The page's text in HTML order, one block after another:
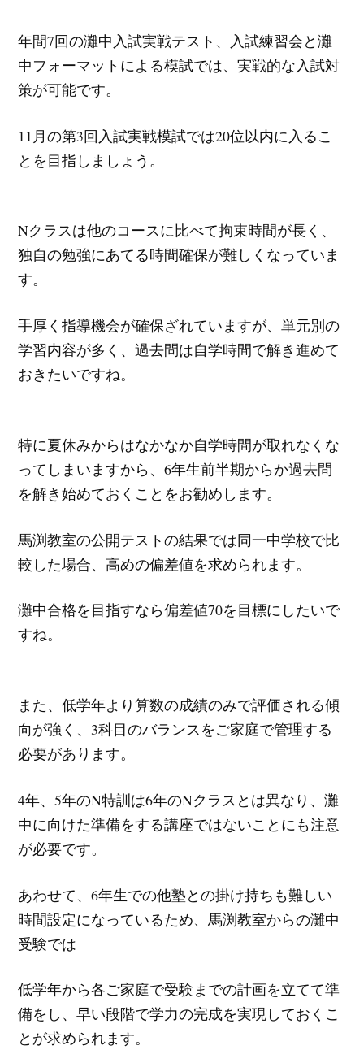
年間7回の灘中入試実戦テスト、入試練習会と灘
中フォーマットによる模試では、実戦的な入試対
策が可能です。
11月の第3回入試実戦模試では20位以内に入るこ
とを目指しましょう。
Nクラスは他のコースに比べて拘束時間が長く、
独自の勉強にあてる時間確保が難しくなっていま
す。
手厚く指導機会が確保ざれていますが、単元別の
学習内容が多く、過去問は自学時間で解き進めて
おきたいですね。
特に夏休みからはなかなか自学時間が取れなくな
ってしまいますから、6年生前半期からか過去問
を解き始めておくことをお勧めします。
馬渕教室の公開テストの結果では同一中学校で比
較した場合、高めの偏差値を求められます。
灘中合格を目指すなら偏差値70を目標にしたいで
すね。
また、低学年より算数の成績のみで評価される傾
向が強く、3科目のバランスをご家庭で管理する
必要があります。
4年、5年のN特訓は6年のNクラスとは異なり、灘
中に向けた準備をする講座ではないことにも注意
が必要です。
あわせて、6年生での他塾との掛け持ちも難しい
時間設定になっているため、馬渕教室からの灘中
受験では
低学年から各ご家庭で受験までの計画を立てて準
備をし、早い段階で学力の完成を実現しておくこ
とが求められます。